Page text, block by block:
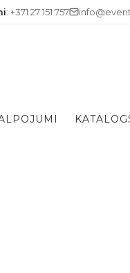
: +371 27 151 757